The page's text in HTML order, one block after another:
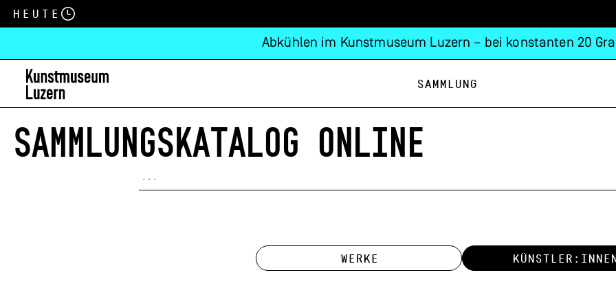
Heute
Abkühlen im Kunstmuseum Luzern – bei konstanten 20
Sammlung
SAMMLUNGSKATALOG ONLINE
WERKE